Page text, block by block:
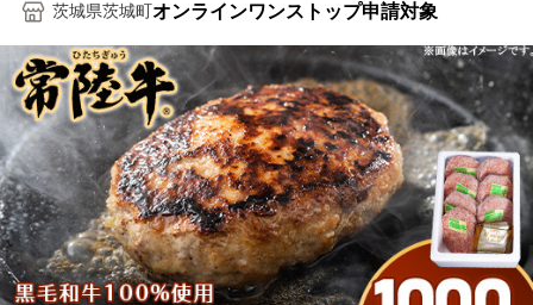
茨城県茨城町 オンラインワンストップ申請対象